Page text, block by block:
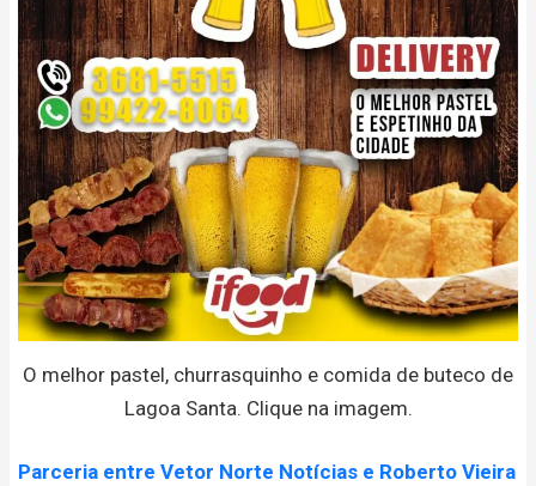
O melhor pastel, churrasquinho e comida de buteco de
Lagoa Santa. Clique na imagem.
Parceria entre Vetor Norte Notícias e Roberto Vieira